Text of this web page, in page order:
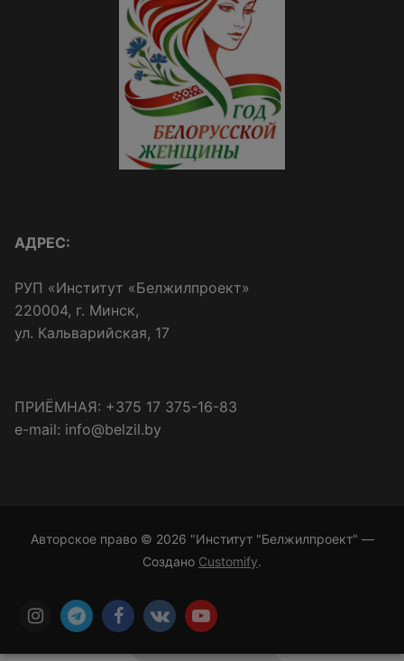
АДРЕС:
РУП «Институт «Белжилпроект»
220004, г. Минск,
ул. Кальварийская, 17
ПРИЁМНАЯ: +375 17 375-16-83
e-mail: info@belzil.by
Авторское право © 2026 "Институт "Белжилпроект" —
Создано Customify.